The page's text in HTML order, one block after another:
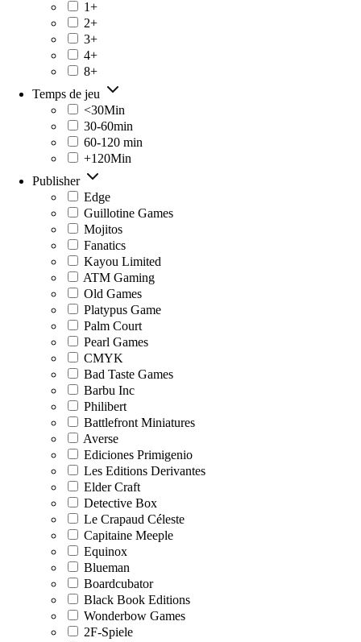
1+
2+
3+
4+
8+
Temps de jeu
<30Min
30-60min
60-120 min
+120Min
Publisher
Edge
Guillotine Games
Mojitos
Fanatics
Kayou Limited
ATM Gaming
Old Games
Platypus Game
Palm Court
Pearl Games
CMYK
Bad Taste Games
Barbu Inc
Philibert
Battlefront Miniatures
Averse
Ediciones Primigenio
Les Editions Derivantes
Elder Craft
Detective Box
Le Crapaud Céleste
Capitaine Meeple
Equinox
Blueman
Boardcubator
Black Book Editions
Wonderbow Games
2F-Spiele